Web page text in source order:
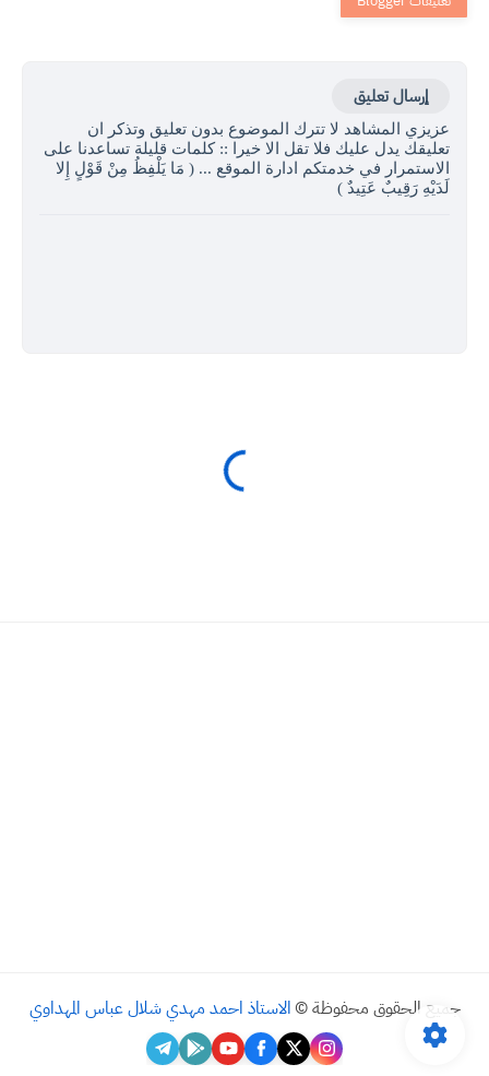
إرسال تعليق
عزيزي المشاهد لا تترك الموضوع بدون تعليق وتذكر ان
تعليقك يدل عليك فلا تقل الا خيرا :: كلمات قليلة تساعدنا على
الاستمرار في خدمتكم ادارة الموقع ... ( مَا يَلْفِظُ مِنْ قَوْلٍ إِلا
لَدَيْهِ رَقِيبٌ عَتِيدٌ )
جميع الحقوق محفوظة © الاستاذ احمد مهدي شلال عباس المهداوي